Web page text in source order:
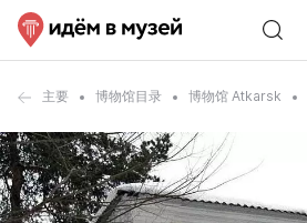
主要 博物馆目录 博物馆 Atkarsk